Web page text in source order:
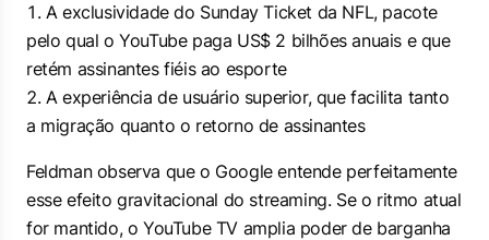
A exclusividade do Sunday Ticket da NFL, pacote
pelo qual o YouTube paga US$ 2 bilhões anuais e que
retém assinantes fiéis ao esporte
A experiência de usuário superior, que facilita tanto
a migração quanto o retorno de assinantes
Feldman observa que o Google entende perfeitamente
esse efeito gravitacional do streaming. Se o ritmo atual
for mantido, o YouTube TV amplia poder de barganha